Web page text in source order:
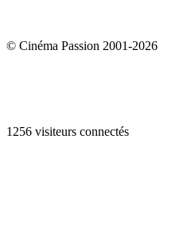
© Cinéma Passion 2001-2026
1256 visiteurs connectés